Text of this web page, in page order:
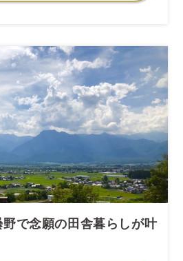
で念願の田舎暮らしが叶